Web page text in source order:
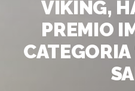
VIKING,
PREMIO